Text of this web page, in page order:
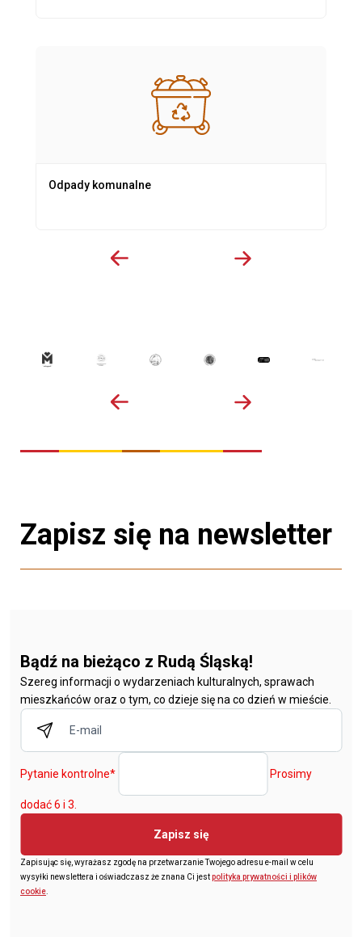
Odpady komunalne
Zapisz się na newsletter
Bądź na bieżąco z Rudą Śląską!
Szereg informacji o wydarzeniach kulturalnych, sprawach
mieszkańców oraz o tym, co dzieje się na co dzień w mieście.
Pytanie kontrolne* Prosimy
dodać 6 i 3.
Zapisz się
Zapisując się, wyrażasz zgodę na przetwarzanie Twojego adresu e-mail w celu
wysyłki newslettera i oświadczasz że znana Ci jestpolityka prywatności i plików
cookie.